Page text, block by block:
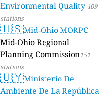
Environmental Quality 109
stations
🇺🇸Mid-Ohio MORPC
Mid-Ohio Regional
Planning Commission151
stations
🇺🇾Ministerio De
Ambiente De La República